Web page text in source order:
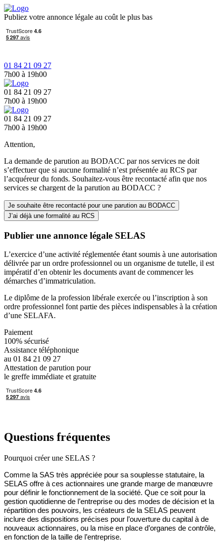
Publiez votre annonce légale au coût le plus bas
01 84 21 09 27
7h00 à 19h00
01 84 21 09 27
7h00 à 19h00
01 84 21 09 27
7h00 à 19h00
Attention,
La demande de parution au BODACC par nos services ne doit
s’effectuer que si aucune formalité n’est présentée au RCS par
l’acquéreur du fonds. Souhaitez-vous être recontacté afin que nos
services se chargent de la parution au BODACC ?
Je souhaite être recontacté pour une parution au BODACC
J’ai déjà une formalité au RCS
Publier une annonce légale SELAS
L’exercice d’une activité réglementée étant soumis à une autorisation
délivrée par un ordre professionnel ou un organisme de tutelle, il est
impératif d’en obtenir les documents avant de commencer les
démarches d’immatriculation.
Le diplôme de la profession libérale exercée ou l’inscription à son
ordre professionnel font partie des pièces indispensables à la création
d’une SELAFA.
Paiement
100% sécurisé
Assistance téléphonique
au 01 84 21 09 27
Attestation de parution pour
le greffe immédiate et gratuite
Questions fréquentes
Pourquoi créer une SELAS ?
Comme la SAS très appréciée pour sa souplesse statutaire, la
SELAS offre à ces actionnaires une grande marge de manœuvre
pour définir le fonctionnement de la société. Que ce soit pour la
gestion quotidienne de l’entreprise ou des modes de décision et la
répartition des pouvoirs, les créateurs de la SELAS peuvent
inclure des dispositions précises pour l’ouverture du capital à de
nouveaux actionnaires, ou la mise en place d’organes de contrôle,
en fonction de la taille de l’entreprise.